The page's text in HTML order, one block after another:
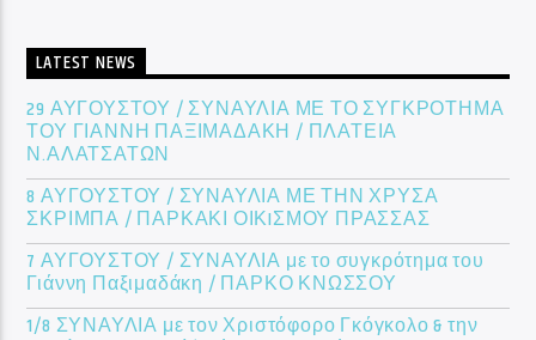
LATEST NEWS
29 ΑΥΓΟΥΣΤΟΥ / ΣΥΝΑΥΛΙΑ ΜΕ ΤΟ ΣΥΓΚΡΟΤΗΜΑ
ΤΟΥ ΓΙΑΝΝΗ ΠΑΞΙΜΑΔΑΚΗ / ΠΛΑΤΕΙΑ
Ν.ΑΛΑΤΣΑΤΩΝ
8 ΑΥΓΟΥΣΤΟΥ / ΣΥΝΑΥΛΙΑ ΜΕ ΤΗΝ ΧΡΥΣΑ
ΣΚΡΙΜΠΑ / ΠΑΡΚΑΚΙ ΟΙΚIΣΜΟΥ ΠΡΑΣΣΑΣ
7 ΑΥΓΟΥΣΤΟΥ / ΣΥΝΑΥΛΙΑ με το συγκρότημα του
Γιάννη Παξιμαδάκη / ΠΑΡΚΟ ΚΝΩΣΣΟΥ
1/8 ΣΥΝΑΥΛΙΑ με τον Χριστόφορο Γκόγκολο & την